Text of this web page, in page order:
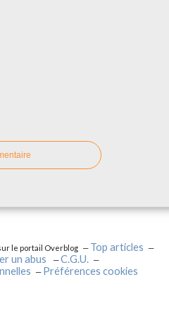
le portail Overblog
Top articles
un abus
C.G.U.
Préférences cookies